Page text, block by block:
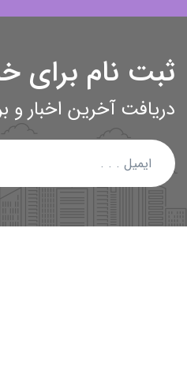
ثبت نام برای
دریافت آخرین اخبار و